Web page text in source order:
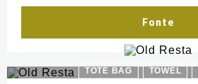
Fonte
TOTE BAG TOWEL